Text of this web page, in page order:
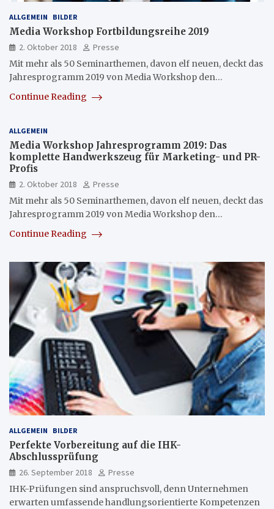
ALLGEMEIN BILDER
Media Workshop Fortbildungsreihe 2019
2. Oktober 2018
Presse
Mit mehr als 50 Seminarthemen, davon elf neuen, deckt das
Jahresprogramm 2019 von Media Workshop den…
Continue Reading
ALLGEMEIN
Media Workshop Jahresprogramm 2019: Das
komplette Handwerkszeug für Marketing- und PR-
Profis
2. Oktober 2018
Presse
Mit mehr als 50 Seminarthemen, davon elf neuen, deckt das
Jahresprogramm 2019 von Media Workshop den…
Continue Reading
ALLGEMEIN BILDER
Perfekte Vorbereitung auf die IHK-
Abschlussprüfung
26. September 2018
Presse
IHK-Prüfungen sind anspruchsvoll, denn Unternehmen
erwarten umfassende handlungsorientierte Kompetenzen